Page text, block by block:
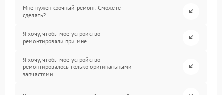
Мне нужен срочный ремонт. Сможете
сделать?
Я хочу, чтобы мое устройство
ремонтировали при мне.
Я хочу, чтобы мое устройство
ремонтировалось только оригинальными
запчастями.